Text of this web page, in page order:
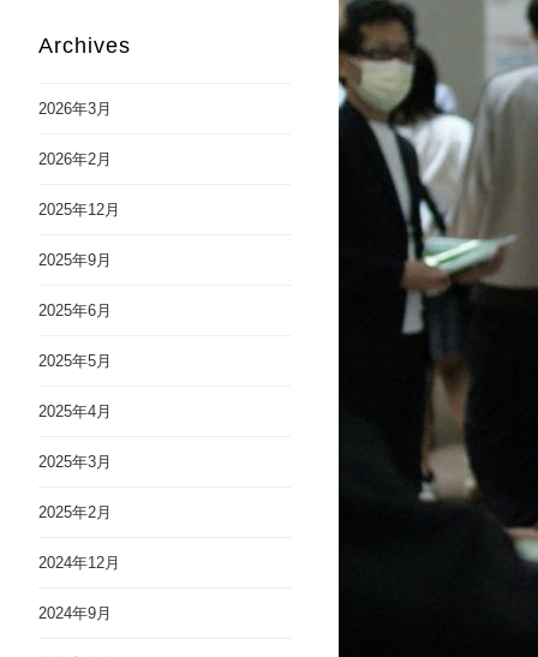
Archives
2026年3月
2026年2月
2025年12月
2025年9月
2025年6月
2025年5月
2025年4月
2025年3月
2025年2月
2024年12月
2024年9月